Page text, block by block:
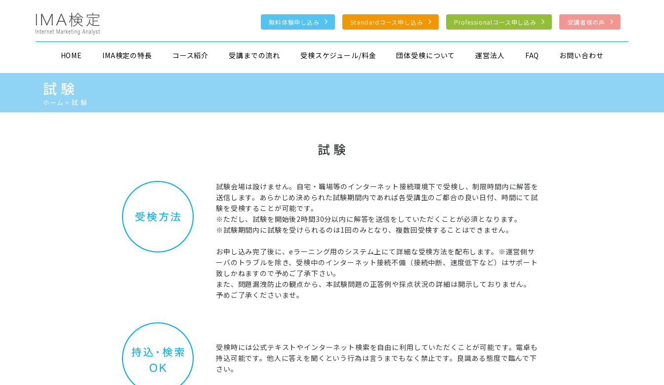
無料体験申し込み Standardコース申し込み Professionalコース申し込み 受講者様の声
HOME IMA検定の特長 コース紹介 受講までの流れ 受検スケジュール/料金 団体受検について 運営法人 FAQ お問い合わせ
試 験
ホーム >試 験
試 験
試験会場は設けません。自宅・職場等のインターネット接続環境下で受検し、制限時間内に解答を
送信します。あらかじめ決められた試験期間内であれば各受講生のご都合の良い日付、時間にて試
験を受検することが可能です。
※ただし、試験を開始後2時間30分以内に解答を送信をしていただくことが必須となります。
※試験期間内に試験を受けられるのは1回のみとなり、複数回受検することはできません。
お申し込み完了後に、eラーニング用のシステム上にて詳細な受検方法を配布します。※運営側サ
ーバのトラブルを除き、受検中のインターネット接続不備（接続中断、速度低下など）はサポート
致しかねますので予めご了承下さい。
また、問題漏洩防止の観点から、本試験問題の正答例や採点状況の詳細は開示しておりません。
予めご了承くださいませ。
持込・検索O K
受検時には公式テキストやインターネット検索を自由に利用していただくことが可能です。電卓も
持込可能です。他人に答えを聞くという行為は言うまでもなく禁止です。良識ある態度で臨んで下
さい。